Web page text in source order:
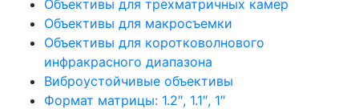
Объективы для трехматричных камер
Объективы для макросъемки
Объективы для коротковолнового
инфракрасного диапазона
Виброустойчивые объективы
Формат матрицы: 1.2″, 1.1″, 1″